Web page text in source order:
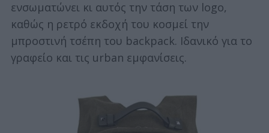
ενσωματώνει κι αυτός την τάση των logo,
καθώς η ρετρό εκδοχή του κοσμεί την
μπροστινή τσέπη του backpack. Ιδανικό για το
γραφείο και τις urban εμφανίσεις.